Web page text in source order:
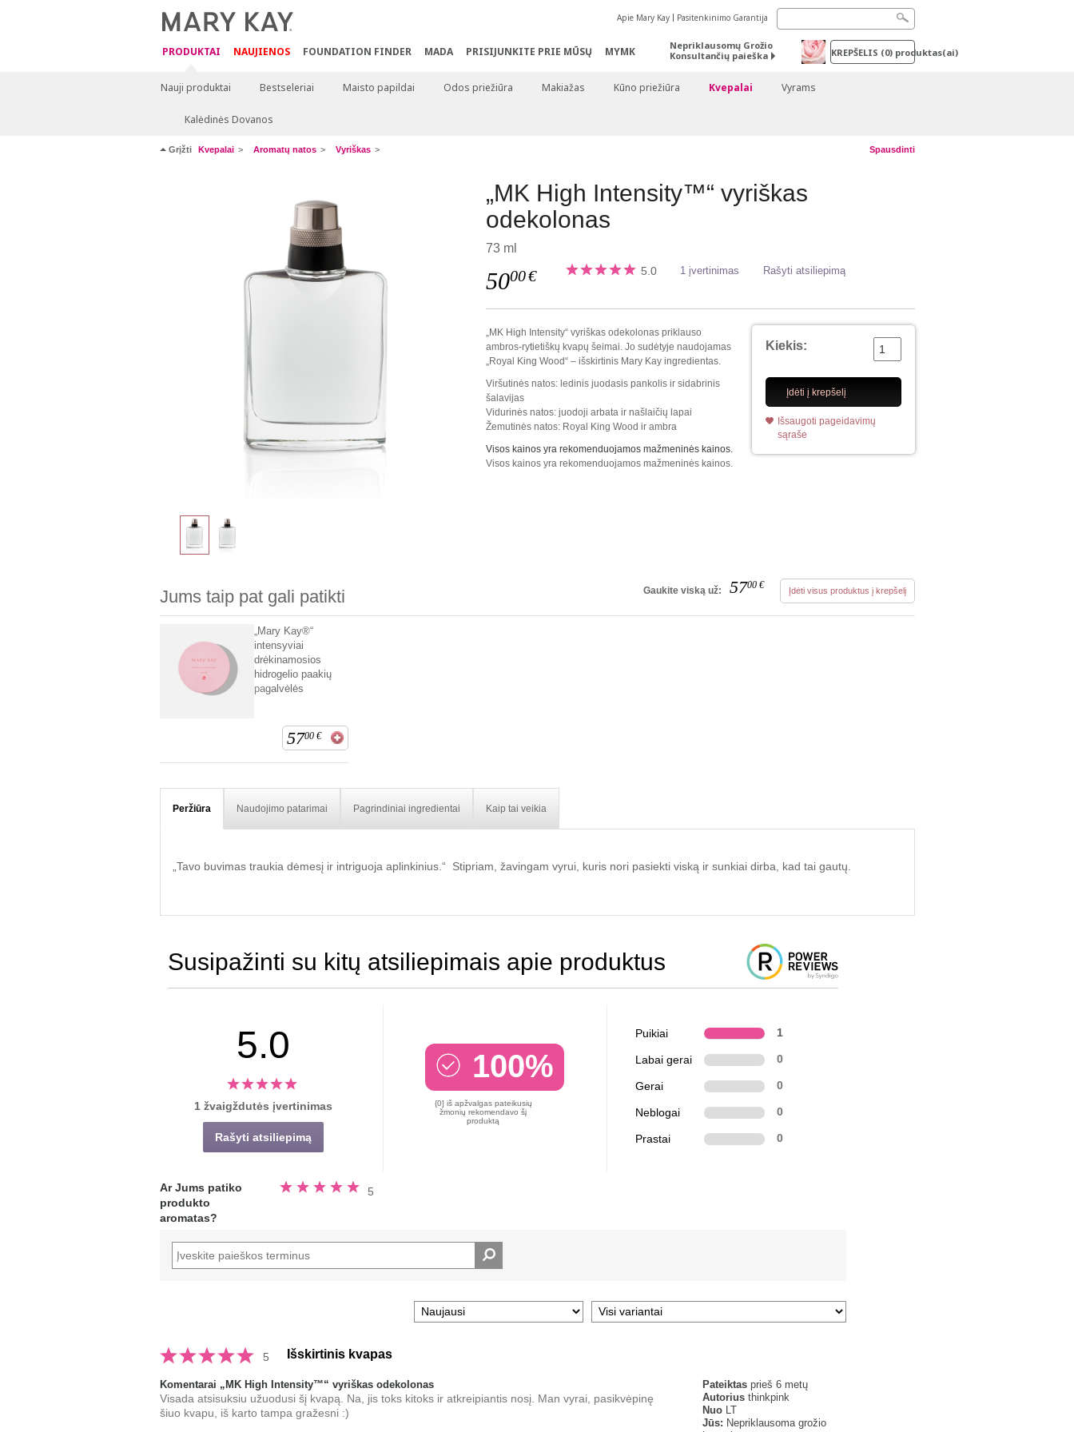
PRODUKTAI NAUJIENOS FOUNDATION FINDER MADA PRISIJUNKITE PRIE MŪSŲ MYMK
Apie Mary Kay Pasitenkinimo Garantija
Nepriklausomų Grožio
Konsultančių paieška
KREPŠELIS (0) produktas(ai)
Nauji produktai Bestseleriai Maisto papildai Odos priežiūra Makiažas Kūno priežiūra Kvepalai Vyrams
Kalėdinės Dovanos
Grįžti Kvepalai Aromatų natos Vyriškas Spausdinti
„MK High Intensity™“ vyriškas
odekolonas
73 ml
5000€ 5.0 1 įvertinimas Rašyti atsiliepimą
Kiekis:
Įdėti į krepšelį
Išsaugoti pageidavimų
sąraše
„MK High Intensity“ vyriškas odekolonas priklauso
ambros-rytietiškų kvapų šeimai. Jo sudėtyje naudojamas
„Royal King Wood“ – išskirtinis Mary Kay ingredientas.
Viršutinės natos: ledinis juodasis pankolis ir sidabrinis
šalavijas
Vidurinės natos: juodoji arbata ir našlaičių lapai
Žemutinės natos: Royal King Wood ir ambra
Visos kainos yra rekomenduojamos mažmeninės kainos.
Visos kainos yra rekomenduojamos mažmeninės kainos.
Jums taip pat gali patikti Gaukite viską už: 5700 € Įdėti visus produktus į krepšelį
„Mary Kay®“
intensyviai
drėkinamosios
hidrogelio paakių
pagalvėlės
5700 €
Peržiūra Naudojimo patarimai Pagrindiniai ingredientai Kaip tai veikia
„Tavo buvimas traukia dėmesį ir intriguoja aplinkinius.“ Stipriam, žavingam vyrui, kuris nori pasiekti viską ir sunkiai dirba, kad tai gautų.
Susipažinti su kitų atsiliepimais apie produktus
5.0
1 žvaigždutės įvertinimas
Rašyti atsiliepimą
100%
{0] iš apžvalgas pateikusių
žmonių rekomendavo šį
produktą
Puikiai 1
Labai gerai 0
Gerai 0
Neblogai 0
Prastai 0
Ar Jums patiko
produkto
aromatas?
5
Įvertinta
5.0
5 Išskirtinis kvapas
Pateiktasprieš 6 metų
Autorius thinkpink
Nuo LT
Jūs: Nepriklausoma grožio
Komentarai „MK High Intensity™“ vyriškas odekolonas
Visada atsisuksiu užuodusi šį kvapą. Na, jis toks kitoks ir atkreipiantis nosį. Man vyrai, pasikvėpinę
šiuo kvapu, iš karto tampa gražesni :)